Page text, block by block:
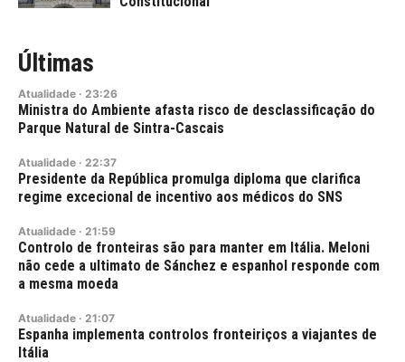
Últimas
Atualidade · 23:26
Ministra do Ambiente afasta risco de desclassificação do
Parque Natural de Sintra-Cascais
Atualidade · 22:37
Presidente da República promulga diploma que clarifica
regime excecional de incentivo aos médicos do SNS
Atualidade · 21:59
Controlo de fronteiras são para manter em Itália. Meloni
não cede a ultimato de Sánchez e espanhol responde com
a mesma moeda
Atualidade · 21:07
Espanha implementa controlos fronteiriços a viajantes de
Itália